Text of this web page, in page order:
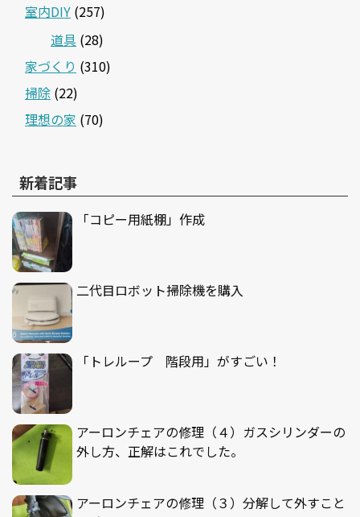
室内DIY (257)
道具 (28)
家づくり (310)
掃除 (22)
理想の家 (70)
新着記事
「コピー用紙棚」作成
二代目ロボット掃除機を購入
「トレループ 階段用」がすごい！
アーロンチェアの修理（４）ガスシリンダーの
外し方、正解はこれでした。
アーロンチェアの修理（３）分解して外すこと